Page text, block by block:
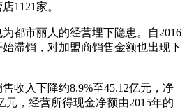
1121家。
市丽人的经营埋下隐患。自2016
滞销，对加盟商销售金额也出现下
入下降约8.9%至45.12亿元，净
元，经营所得现金净额由2015年的